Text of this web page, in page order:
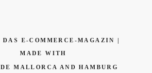
E-COMMERCE-MAGAZIN |
MADE WITH
MALLORCA AND HAMBURG